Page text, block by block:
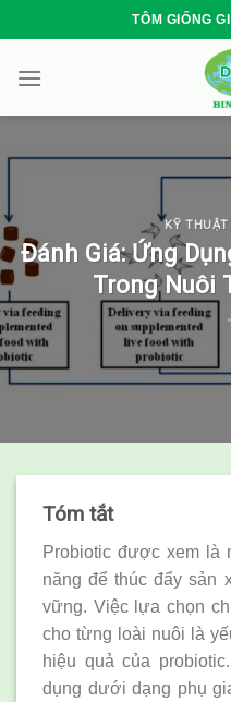
to
content
TÔM GIỐNG
KỸ
Đánh Giá: Ứng
Trong Nuôi
Tóm tắt
Probiotic được xem là
năng để thúc đẩy sản
vững. Việc lựa chọn
cho từng loài nuôi là
hiệu quả của
dụng dưới dạng phụ